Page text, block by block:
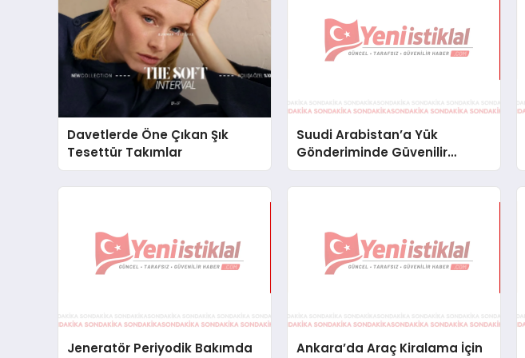
Davetlerde Öne Çıkan Şık
Tesettür Takımlar
Suudi Arabistan’a Yük
Gönderiminde Güvenilir
Lojistik ve Nakliye Çözümleri
Jeneratör Periyodik Bakımda
Ankara’da Araç Kiralama İçin